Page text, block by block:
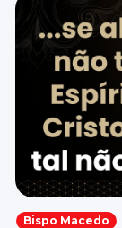
Bispo Macedo